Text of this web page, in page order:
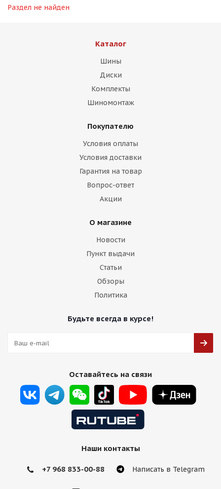
Раздел не найден
Каталог
Шины
Диски
Комплекты
Шиномонтаж
Покупателю
Условия оплаты
Условия доставки
Гарантия на товар
Вопрос-ответ
Акции
О магазине
Новости
Пункт выдачи
Статьи
Обзоры
Политика
Будьте всегда в курсе!
Оставайтесь на связи
Наши контакты
+7 968 833-00-88 Написать в Telegram